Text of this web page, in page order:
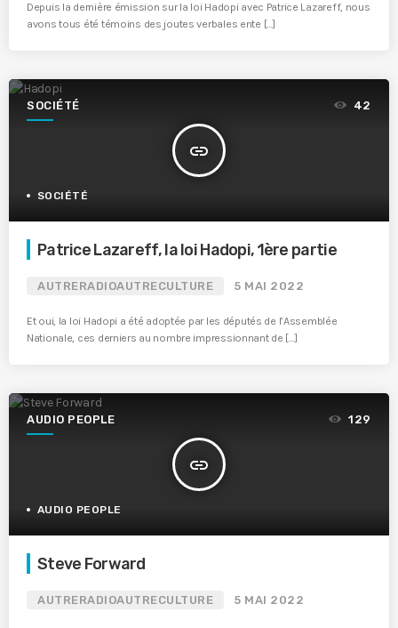
Depuis la dernière émission sur la loi Hadopi avec Patrice Lazareff, nous
avons tous été témoins des joutes verbales ente […]
SOCIÉTÉ
insert_link
42
SOCIÉTÉ
Patrice Lazareff, la loi Hadopi, 1ère partie
AUTRERADIOAUTRECULTURE 5 MAI 2022
Et oui, la loi Hadopi a été adoptée par les députés de l’Assemblée
Nationale, ces derniers au nombre impressionnant de […]
AUDIO PEOPLE
insert_link
129
AUDIO PEOPLE
Steve Forward
AUTRERADIOAUTRECULTURE 5 MAI 2022